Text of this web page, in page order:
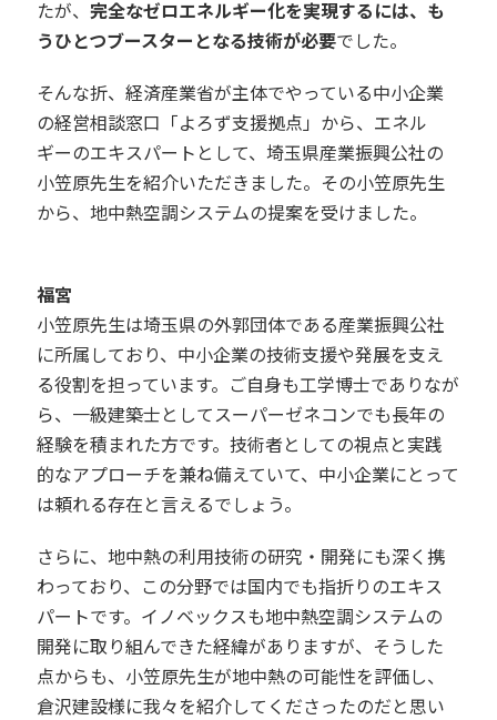
たが、完全なゼロエネルギー化を実現するには、も
うひとつブースターとなる技術が必要でした。
そんな折、経済産業省が主体でやっている中小企業
の経営相談窓口「よろず支援拠点」から、エネル
ギーのエキスパートとして、埼玉県産業振興公社の
小笠原先生を紹介いただきました。その小笠原先生
から、地中熱空調システムの提案を受けました。
福宮
小笠原先生は埼玉県の外郭団体である産業振興公社
に所属しており、中小企業の技術支援や発展を支え
る役割を担っています。ご自身も工学博士でありなが
ら、一級建築士としてスーパーゼネコンでも長年の
経験を積まれた方です。技術者としての視点と実践
的なアプローチを兼ね備えていて、中小企業にとって
は頼れる存在と言えるでしょう。
さらに、地中熱の利用技術の研究・開発にも深く携
わっており、この分野では国内でも指折りのエキス
パートです。イノベックスも地中熱空調システムの
開発に取り組んできた経緯がありますが、そうした
点からも、小笠原先生が地中熱の可能性を評価し、
倉沢建設様に我々を紹介してくださったのだと思い